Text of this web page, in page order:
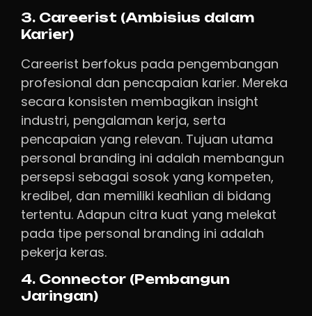
3. Careerist (Ambisius dalam
Karier)
Careerist berfokus pada pengembangan
profesional dan pencapaian karier. Mereka
secara konsisten membagikan insight
industri, pengalaman kerja, serta
pencapaian yang relevan. Tujuan utama
personal branding ini adalah membangun
persepsi sebagai sosok yang kompeten,
kredibel, dan memiliki keahlian di bidang
tertentu. Adapun citra kuat yang melekat
pada tipe personal branding ini adalah
pekerja keras.
4. Connector (Pembangun
Jaringan)